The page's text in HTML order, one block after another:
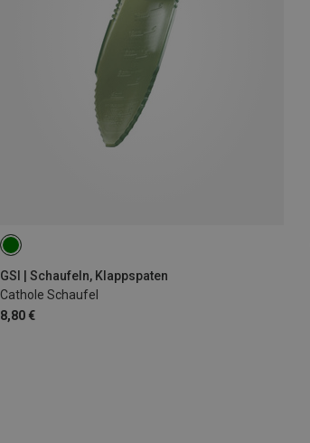
GSI | Schaufeln, Klappspaten
Cathole Schaufel
8,80 €